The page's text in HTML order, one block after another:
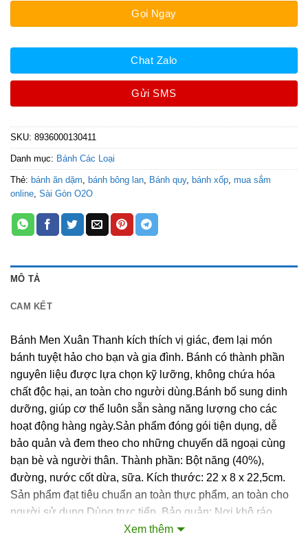
Gọi Ngay
Chat Zalo
Gửi SMS
SKU: 8936000130411
Danh mục: Bánh Các Loại
Thẻ: bánh ăn dặm, bánh bông lan, Bánh quy, bánh xốp, mua sắm
online, Sài Gòn O2O
MÔ TẢ
CAM KẾT
Bánh Men Xuân Thanh kích thích vị giác, đem lại món
bánh tuyệt hảo cho bạn và gia đình. Bánh có thành phần
nguyên liệu được lựa chọn kỹ lưỡng, không chứa hóa
chất độc hại, an toàn cho người dùng.Bánh bổ sung dinh
dưỡng, giúp cơ thể luôn sẵn sàng năng lượng cho các
hoạt động hàng ngày.Sản phẩm đóng gói tiện dụng, dễ
bảo quản và đem theo cho những chuyến dã ngoại cùng
bạn bè và người thân. Thành phần: Bột năng (40%),
đường, nước cốt dừa, sữa. Kích thước: 22 x 8 x 22,5cm.
Sản phẩm đạt tiêu chuẩn an toàn thực phẩm, an toàn cho
người sử dụng.Dùng trực tiếp. Bảo quản: Nơi khô ráo,
thoáng mát, tránh ánh nắng trực tiếp. Hạn sử dụng: 12
Xem thêm